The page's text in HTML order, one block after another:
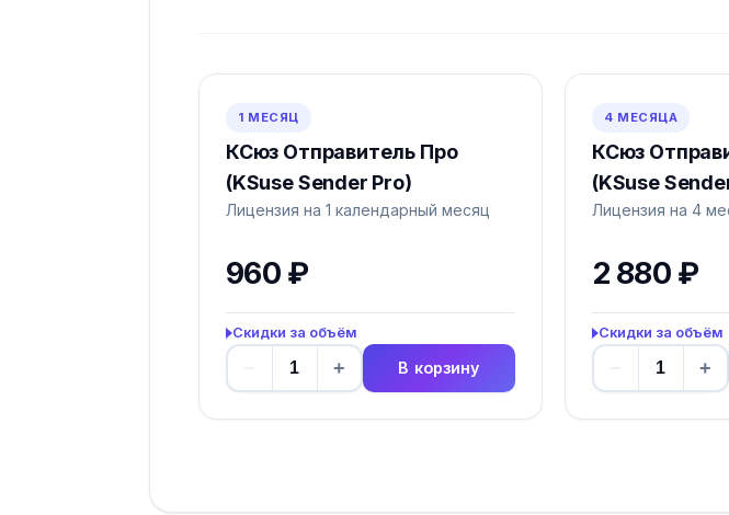
1 МЕСЯЦ
КСюз Отправитель Про
(KSuse Sender Pro)
Лицензия на 1 календарный месяц
960 ₽
Скидки за объём
+ В корзину
4 МЕСЯЦА
КСюз
(KSuse
Лицензия на 4
2 880 ₽
Скидки за объём
+